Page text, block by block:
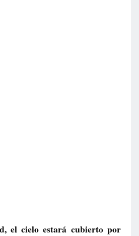
el cielo estará cubierto por